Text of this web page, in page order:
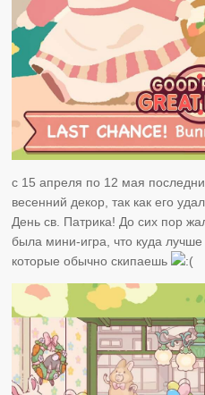
с 15 апреля по 12 мая
весенний декор, так как его
День св. Патрика! До сих пор
была мини-игра, что куда
которые обычно скипаешь